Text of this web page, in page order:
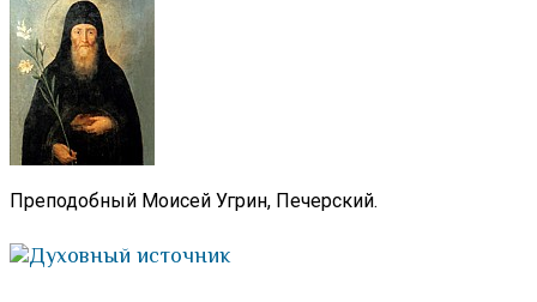
Преподобный Моисей Угрин, Печерский.
Духовный источник